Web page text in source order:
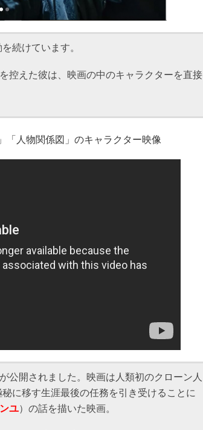
続けています。
控えた彼は、映画の中のキャラクターを直接
人物関係図」のキャラクター映像
公開されました。映画は人類初のクローン人
に移す生涯最後の任務を引き受けることに
ユ）の話を描いた映画。